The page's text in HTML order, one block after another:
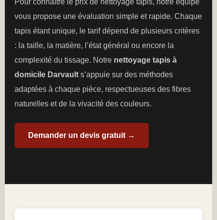
Pour connaître le prix de nettoyage tapis, notre équipe
vous propose une évaluation simple et rapide. Chaque
tapis étant unique, le tarif dépend de plusieurs critères
: la taille, la matière, l’état général ou encore la
complexité du tissage. Notre nettoyage tapis à
domicile Darvault s’appuie sur des méthodes
adaptées à chaque pièce, respectueuses des fibres
naturelles et de la vivacité des couleurs.
Demander un devis gratuit →